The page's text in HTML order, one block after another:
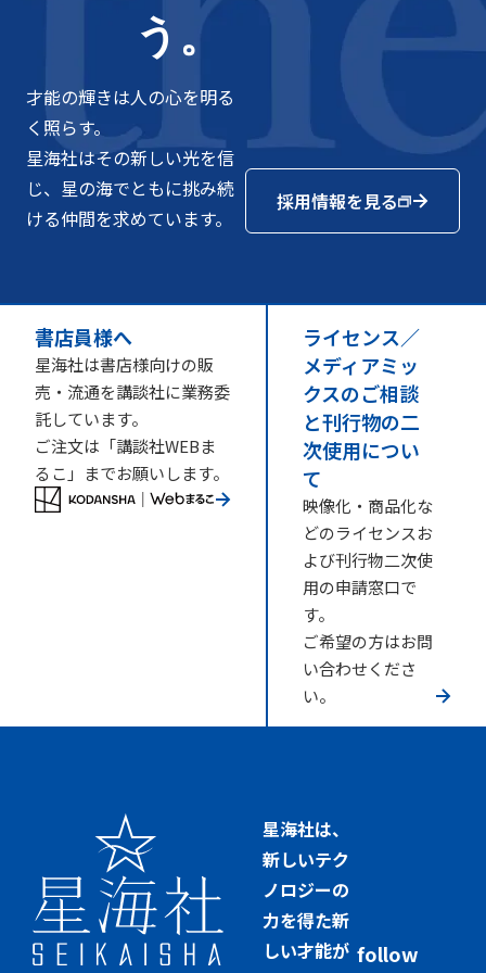
う。
才能の輝きは人の心を明る
く照らす。
星海社はその新しい光を信
じ、星の海でともに挑み続
ける仲間を求めています。
採用情報を見る
書店員様へ
星海社は書店様向けの販
売・流通を講談社に業務委
託しています。
ご注文は「講談社WEBま
るこ」までお願いします。
ライセンス／
メディアミッ
クスのご相談
と刊行物の二
次使用につい
て
映像化・商品化な
どのライセンスお
よび刊行物二次使
用の申請窓口で
す。
ご希望の方はお問
い合わせくださ
い。
星海社は、
新しいテク
ノロジーの
力を得た新
しい才能が follow